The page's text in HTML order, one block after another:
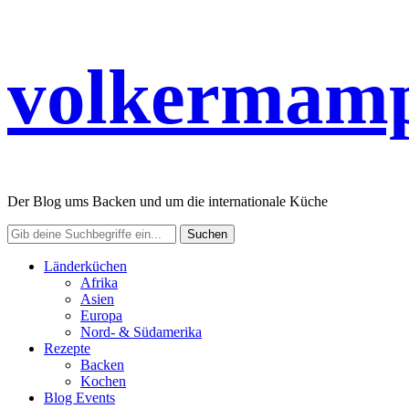
Der Blog ums Backen und um die internationale Küche
Länderküchen
Afrika
Asien
Europa
Nord- & Südamerika
Rezepte
Backen
Kochen
Blog Events